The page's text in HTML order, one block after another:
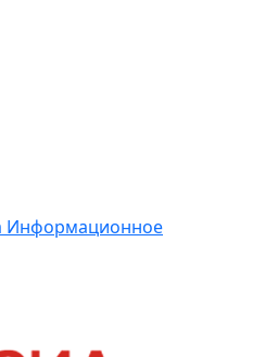
Информационное